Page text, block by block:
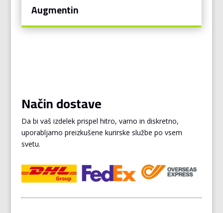
Augmentin
Način dostave
Da bi vaš izdelek prispel hitro, varno in diskretno,
uporabljamo preizkušene kurirske službe po vsem
svetu.